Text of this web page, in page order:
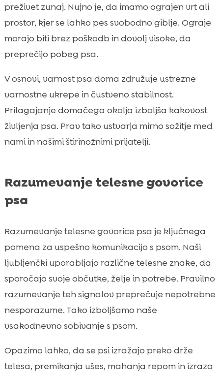
preživet zunaj. Nujno je, da imamo ograjen vrt ali
prostor, kjer se lahko pes svobodno giblje. Ograje
morajo biti brez poškodb in dovolj visoke, da
preprečijo pobeg psa.
V osnovi, varnost psa doma združuje ustrezne
varnostne ukrepe in čustveno stabilnost.
Prilagajanje domačega okolja izboljša kakovost
življenja psa. Prav tako ustvarja mirno sožitje med
nami in našimi štirinožnimi prijatelji.
Razumevanje telesne govorice
psa
Razumevanje telesne govorice psa je ključnega
pomena za uspešno komunikacijo s psom. Naši
ljubljenčki uporabljajo različne telesne znake, da
sporočajo svoje občutke, želje in potrebe. Pravilno
razumevanje teh signalov preprečuje nepotrebne
nesporazume. Tako izboljšamo naše
vsakodnevno sobivanje s psom.
Opazimo lahko, da se psi izražajo preko drže
telesa, premikanja ušes, mahanja repom in izraza